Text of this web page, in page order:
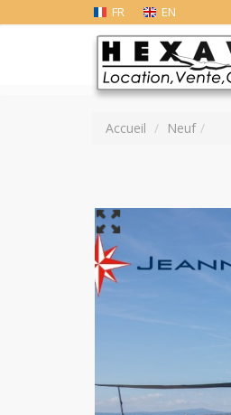
FR EN
Accueil Neuf